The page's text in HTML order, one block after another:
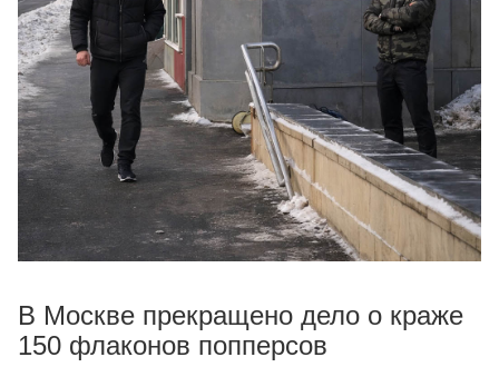
В Москве прекращено дело о краже
150 флаконов попперсов